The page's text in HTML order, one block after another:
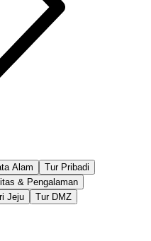
Alam
Tur Pribadi
& Pengalaman
Jeju
Tur DMZ